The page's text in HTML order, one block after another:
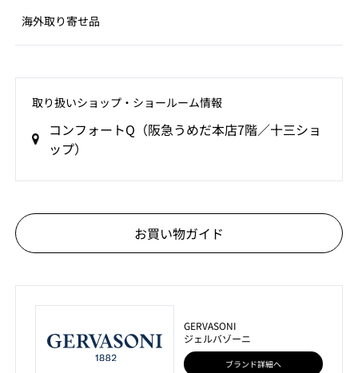
海外取り寄せ品
取り扱いショップ‧ショールーム情報
コンフォートQ（阪急うめだ本店7階／十三ショ
ップ）
お買い物ガイド
GERVASONI
ジェルバゾーニ
ブランド詳細へ